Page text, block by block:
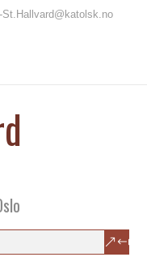
St.Hallvard@katolsk.no